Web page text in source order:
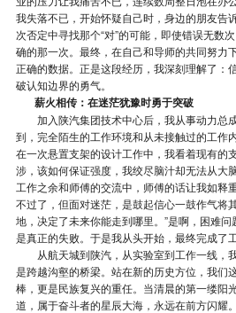
我失落不已，开始怀疑自己时，身边的朋友告
次否定中寻找那个“对”的可能，即使错误无数
确的那一次。最终，在自己和导师的共同努力
正确的数据。正是这段经历，我深刻理解了：
破认知边界的勇气。
薪火相传：在迷茫犹豫时勇于突破
加入陕汽集团技术中心后，我从事动力总
到，完全陌生的工作环境和从未接触过的工作
在一次悬置支架的设计工作中，我看着现有的
涉，该如何保证强度，我绞尽脑汁却无法从大
工作之余和师傅的交流中，师傅的话让我如释
不过了，但面对迷茫，是鼓起信心一鼓作气将
地，决定了未来你能走到哪里。”是啊，困难
是真正的失败。于是我从头开始，最终完成了工
从航天城到陕汽，从实验室到工作一线，
是跨越沟壑的桥梁。站在新的历史方位，我们
棒，更是民族复兴的重任。当清晨的第一缕阳
道，属于奋斗者的星辰大海，永远在前方闪耀。